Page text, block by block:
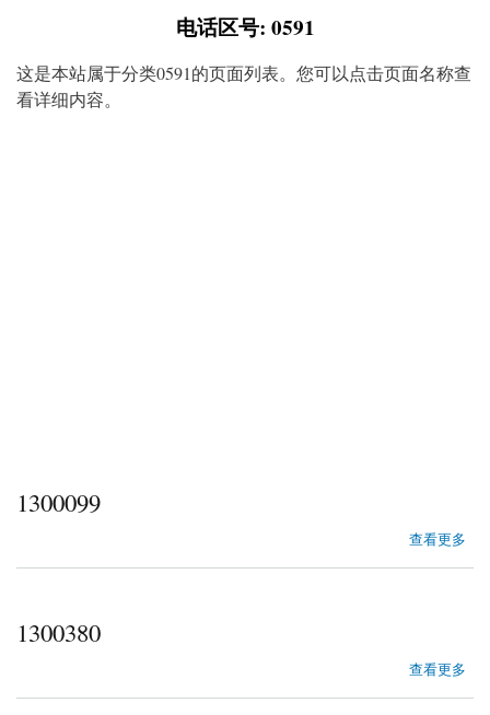
电话区号: 0591
这是本站属于分类0591的页面列表。您可以点击页面名称查
看详细内容。
1300099
查看更多
1300380
查看更多